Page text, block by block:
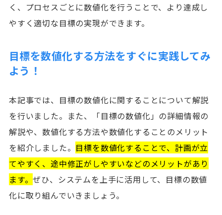
く、プロセスごとに数値化を行うことで、より達成し
やすく適切な目標の実現ができます。
目標を数値化する方法をすぐに実践してみ
よう！
本記事では、目標の数値化に関することについて解説
を行いました。また、「目標の数値化」の詳細情報の
解説や、数値化する方法や数値化することのメリット
を紹介しました。 目標を数値化することで、計画が立
てやすく、途中修正がしやすいなどのメリットがあり
ます。ぜひ、システムを上手に活用して、目標の数値
化に取り組んでいきましょう。